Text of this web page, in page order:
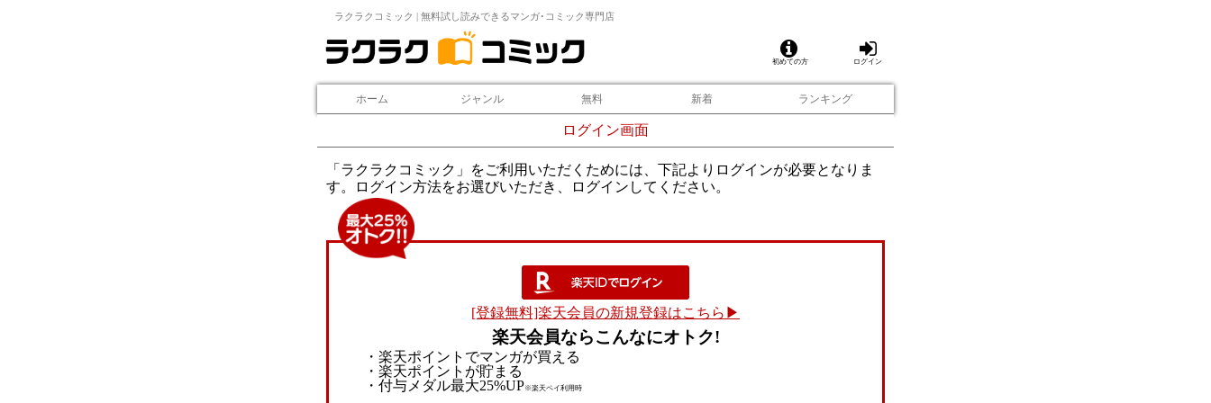
ラクラクコミック | 無料試し読みできるマンガ･コミック専門店
初めての方 ログイン
ホーム ジャンル 無料 新着 ランキング
ログイン画面
「ラクラクコミック」をご利用いただくためには、下記よりログインが必要となりま
す。ログイン方法をお選びいただき、ログインしてください。
[登録無料]楽天会員の新規登録はこちら▶
楽天会員ならこんなにオトク!
・楽天ポイントでマンガが買える
・楽天ポイントが貯まる
・付与メダル最大25%UP※楽天ペイ利用時